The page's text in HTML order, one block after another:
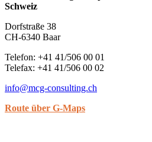
Schweiz
Dorfstraße 38
CH-6340 Baar
Telefon: +41 41/506 00 01
Telefax: +41 41/506 00 02
info@mcg-consulting.ch
Route über G-Maps